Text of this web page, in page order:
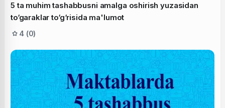
5 ta muhim tashabbusni amalga oshirish yuzasidan
to‘garaklar to‘g‘risida ma'lumot
4 (0)